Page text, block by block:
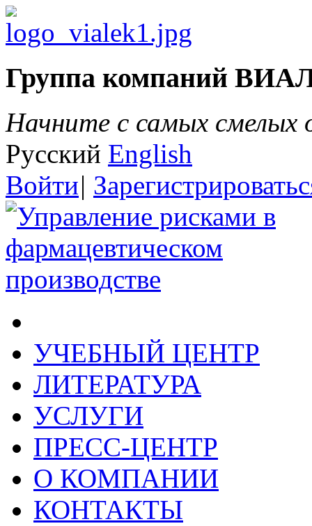
Группа компаний
Начните с самых
Русский English
Войти|
УЧЕБНЫЙ ЦЕНТР
ЛИТЕРАТУРА
УСЛУГИ
ПРЕСС-ЦЕНТР
О КОМПАНИИ
КОНТАКТЫ